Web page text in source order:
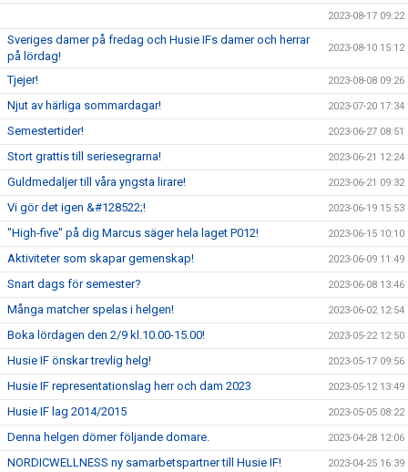
2023-08-17 09:22
Sveriges damer på fredag och Husie IFs damer och herrar
på lördag!
2023-08-10 15:12
Tjejer! 2023-08-08 09:26
Njut av härliga sommardagar! 2023-07-20 17:34
Semestertider! 2023-06-27 08:51
Stort grattis till seriesegrarna! 2023-06-21 12:24
Guldmedaljer till våra yngsta lirare! 2023-06-21 09:32
Vi gör det igen &#128522;! 2023-06-19 15:53
"High-five" på dig Marcus säger hela laget P012! 2023-06-15 10:10
Aktiviteter som skapar gemenskap! 2023-06-09 11:49
Snart dags för semester? 2023-06-08 13:46
Många matcher spelas i helgen! 2023-06-02 12:54
Boka lördagen den 2/9 kl.10.00-15.00! 2023-05-22 12:50
Husie IF önskar trevlig helg! 2023-05-17 09:56
Husie IF representationslag herr och dam 2023 2023-05-12 13:49
Husie IF lag 2014/2015 2023-05-05 08:22
Denna helgen dömer följande domare. 2023-04-28 12:06
NORDICWELLNESS ny samarbetspartner till Husie IF! 2023-04-25 16:39